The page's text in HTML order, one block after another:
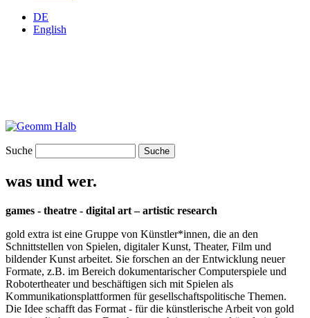
DE
English
Suche
was und wer.
games - theatre - digital art – artistic research
gold extra ist eine Gruppe von Künstler*innen, die an den
Schnittstellen von Spielen, digitaler Kunst, Theater, Film und
bildender Kunst arbeitet. Sie forschen an der Entwicklung neuer
Formate, z.B. im Bereich dokumentarischer Computerspiele und
Robotertheater und beschäftigen sich mit Spielen als
Kommunikationsplattformen für gesellschaftspolitische Themen.
Die Idee schafft das Format - für die künstlerische Arbeit von gold